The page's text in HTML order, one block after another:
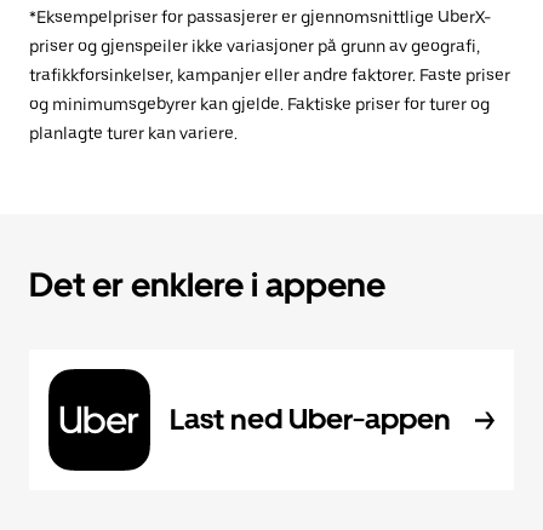
*Eksempelpriser for passasjerer er gjennomsnittlige UberX-
priser og gjenspeiler ikke variasjoner på grunn av geografi,
trafikkforsinkelser, kampanjer eller andre faktorer. Faste priser
og minimumsgebyrer kan gjelde. Faktiske priser for turer og
planlagte turer kan variere.
Det er enklere i appene
Last ned Uber-appen